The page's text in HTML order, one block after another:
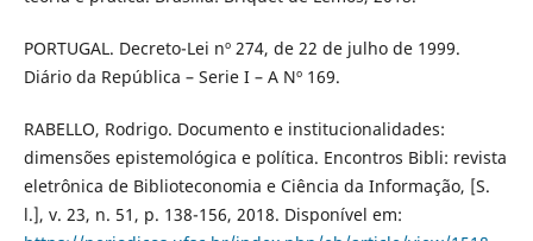
PORTUGAL. Decreto-Lei nº 274, de 22 de julho de 1999.
Diário da República – Serie I – A Nº 169.
RABELLO, Rodrigo. Documento e institucionalidades:
dimensões epistemológica e política. Encontros Bibli: revista
eletrônica de Biblioteconomia e Ciência da Informação, [S.
l.], v. 23, n. 51, p. 138-156, 2018. Disponível em: